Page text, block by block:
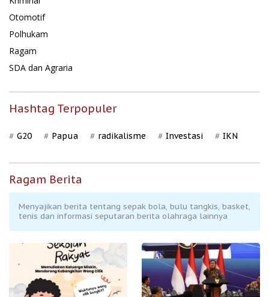
Otomotif
Polhukam
Ragam
SDA dan Agraria
Hashtag Terpopuler
G20 Papua radikalisme Investasi IKN
Ragam Berita
Menyajikan berita tentang sepak bola, bulu tangkis, basket,
tenis dan informasi seputaran berita olahraga lainnya